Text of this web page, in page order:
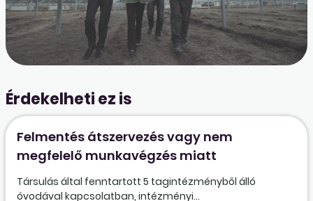
Érdekelheti ez is
Felmentés átszervezés vagy nem
megfelelő munkavégzés miatt
Társulás által fenntartott 5 tagintézményből álló
óvodával kapcsolatban, intézményi...